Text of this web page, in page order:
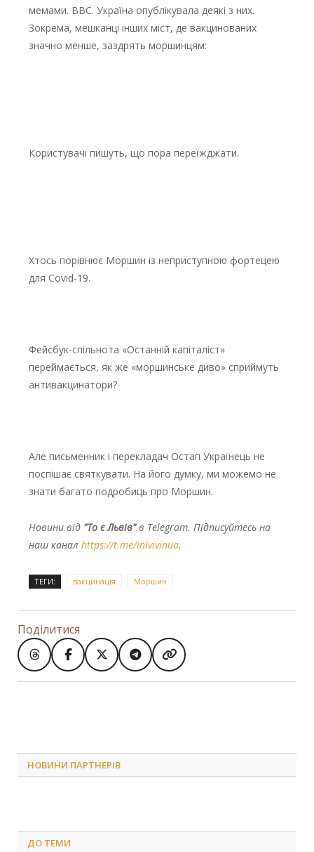
мемами. ВВС. Україна опублікувала деякі з них.
Зокрема, мешканці інших міст, де вакцинованих
значно менше, заздрять моршинцям:
Користувачі пишуть, що пора переїжджати.
Хтось порівнює Моршин із неприступною фортецею
для Covid-19.
Фейсбук-спільнота «Останній капіталіст»
переймається, як же «моршинське диво» сприймуть
антивакцинатори?
Але письменник і перекладач Остап Українець не
поспішає святкувати. На його думку, ми можемо не
знати багато подробиць про Моршин.
Новини від "То є Львів"в Telegram. Підписуйтесь на
наш канал https://t.me/inlvivinua.
ТЕГИ: вакцинація Моршин
Поділитися
НОВИНИ ПАРТНЕРІВ
ДО ТЕМИ